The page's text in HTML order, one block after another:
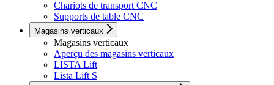
Chariots de transport CNC
Supports de table CNC
Magasins verticaux
Magasins verticaux
Aperçu des magasins verticaux
LISTA Lift
Lista Lift S